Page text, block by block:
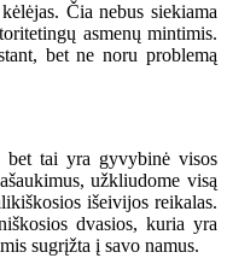
Čia nebus siekiama
asmenų mintimis.
bet ne noru problemą
tai yra gyvybinė visos
užkliudome visą
išeivijos reikalas.
dvasios, kuria yra
sugrįžta į savo namus.